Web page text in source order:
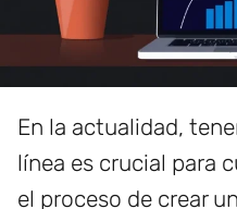
En la actualidad,
línea es crucial para
el proceso de crear